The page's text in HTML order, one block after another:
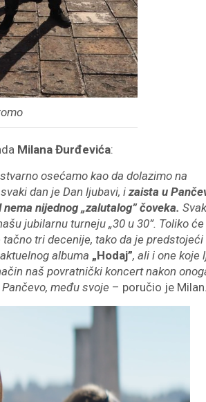
Milana Đurđevića:
osećamo kao da dolazimo na
dan je Dan ljubavi, i zaista u
nijednog „zalutalog” čoveka.
jubilarnu turneju „30 u 30”. Toliko
tri decenije, tako da je predstojeći
albuma „Hodaj”, ali i one koje
naš povratnički koncert nakon
među svoje – poručio je Milan.